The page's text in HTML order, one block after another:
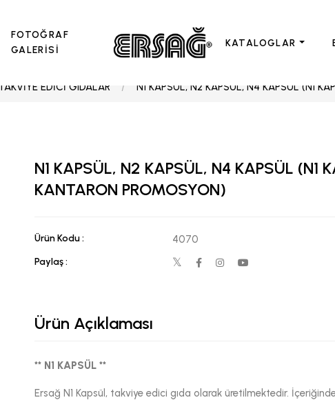
FOTOĞRAF
GALERİSİ
KATALOGLAR
TAKVİYE EDİCİ GIDALAR N1 KAPSÜL, N2 KAPSÜL, N4 KAPSÜL (N1
N1 KAPSÜL, N2 KAPSÜL, N4 KAPSÜL (N1
KANTARON PROMOSYON)
Ürün Kodu : 4070
Paylaş :
Ürün Açıklaması
** N1 KAPSÜL **
Ersağ N1 Kapsül, takviye edici gıda olarak üretilmektedir.